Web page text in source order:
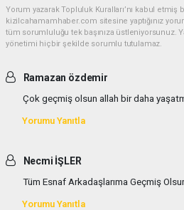
Yorum yazarak Topluluk Kuralları’nı kabul etmiş
kizilcahamamhaber.com sitesine yaptığınız
tüm sorumluluğu tek başınıza üstleniyorsunuz.
yönetimi hiçbir şekilde sorumlu tutulamaz.
Ramazan özdemir
Çok geçmiş olsun allah bir daha
Yorumu Yanıtla
Necmi İŞLER
Tüm Esnaf Arkadaşlarıma Geçmiş
Yorumu Yanıtla